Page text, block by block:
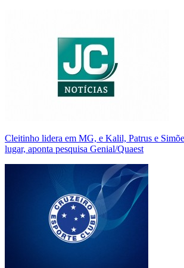
Cleitinho lidera em MG, e Kalil, Patrus e
lugar, aponta pesquisa Genial/Quaest